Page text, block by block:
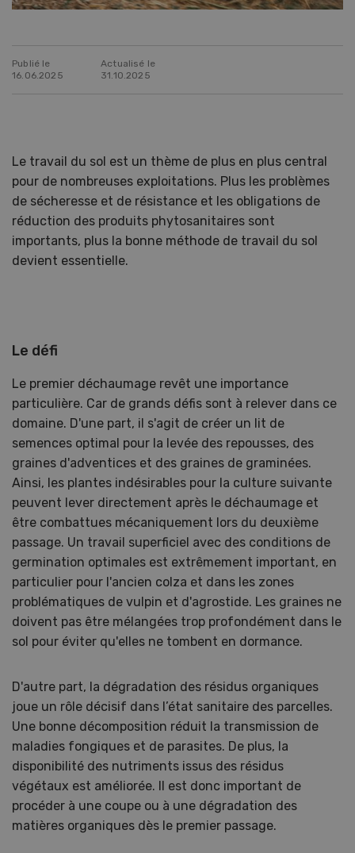
Publié le
16.06.2025
Actualisé le
31.10.2025
Le travail du sol est un thème de plus en plus central
pour de nombreuses exploitations. Plus les problèmes
de sécheresse et de résistance et les obligations de
réduction des produits phytosanitaires sont
importants, plus la bonne méthode de travail du sol
devient essentielle.
Le défi
Le premier déchaumage revêt une importance
particulière. Car de grands défis sont à relever dans ce
domaine. D'une part, il s'agit de créer un lit de
semences optimal pour la levée des repousses, des
graines d'adventices et des graines de graminées.
Ainsi, les plantes indésirables pour la culture suivante
peuvent lever directement après le déchaumage et
être combattues mécaniquement lors du deuxième
passage. Un travail superficiel avec des conditions de
germination optimales est extrêmement important, en
particulier pour l'ancien colza et dans les zones
problématiques de vulpin et d'agrostide. Les graines ne
doivent pas être mélangées trop profondément dans le
sol pour éviter qu'elles ne tombent en dormance.
D'autre part, la dégradation des résidus organiques
joue un rôle décisif dans l’état sanitaire des parcelles.
Une bonne décomposition réduit la transmission de
maladies fongiques et de parasites. De plus, la
disponibilité des nutriments issus des résidus
végétaux est améliorée. Il est donc important de
procéder à une coupe ou à une dégradation des
matières organiques dès le premier passage.